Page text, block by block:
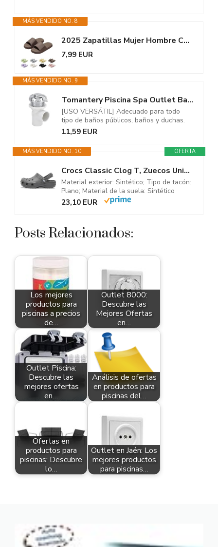
MÁS VENDIDO NO. 8
2025 Zapatillas Mujer Hombre Chanclas Piscina Playa Verano Cómodas Super...
7,99 EUR
MÁS VENDIDO NO. 9
Tomantery Piscina Spa Outlet Bañera de Masaje Convertidor de un Orificio...
[USO VERSÁTIL] Adecuado para todo
tipo de baños públicos, baños y duchas.
11,59 EUR
OFERTA
MÁS VENDIDO NO. 10
Crocs Classic Clog T, Zuecos Unisex niños, Slate Grey, 22/23 EU
Material exterior: Sintético; Tipo de tacón:
Plano; Material de la suela: Sintético
23,10 EUR
Posts Relacionados:
Los mejores
productos para
piscinas a precios
de…
Outlet 8000:
Descubre las
Mejores Ofertas
en…
Outlet Piscina:
Descubre las
mejores ofertas
en…
Análisis de ofertas
en productos para
piscinas del…
Ofertas en
productos para
piscinas: Descubre
lo…
Outlet en Jaén: Los
mejores productos
para piscinas…